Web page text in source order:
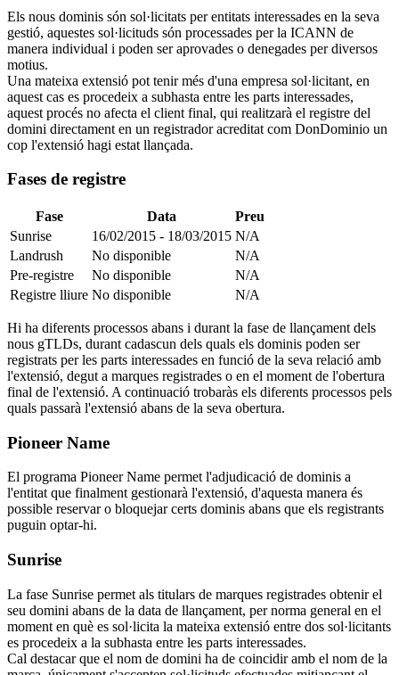
Els nous dominis són sol·licitats per entitats interessades en la seva
gestió, aquestes sol·licituds són processades per la ICANN de
manera individual i poden ser aprovades o denegades per diversos
motius.
Una mateixa extensió pot tenir més d'una empresa sol·licitant, en
aquest cas es procedeix a subhasta entre les parts interessades,
aquest procés no afecta el client final, qui realitzarà el registre del
domini directament en un registrador acreditat com DonDominio un
cop l'extensió hagi estat llançada.
Fases de registre
Fase Data
Preu
Sunrise
16/02/2015 - 18/03/2015 N/A
Landrush
No disponible
N/A
Pre-registre
No disponible
N/A
Registre lliure No disponible N/A
Hi ha diferents processos abans i durant la fase de llançament dels
nous gTLDs, durant cadascun dels quals els dominis poden ser
registrats per les parts interessades en funció de la seva relació amb
l'extensió, degut a marques registrades o en el moment de l'obertura
final de l'extensió. A continuació trobaràs els diferents processos pels
quals passarà l'extensió abans de la seva obertura.
Pioneer Name
El programa Pioneer Name permet l'adjudicació de dominis a
l'entitat que finalment gestionarà l'extensió, d'aquesta manera és
possible reservar o bloquejar certs dominis abans que els registrants
puguin optar-hi.
Sunrise
La fase Sunrise permet als titulars de marques registrades obtenir el
seu domini abans de la data de llançament, per norma general en el
moment en què es sol·licita la mateixa extensió entre dos sol·licitants
es procedeix a la subhasta entre les parts interessades.
Cal destacar que el nom de domini ha de coincidir amb el nom de la